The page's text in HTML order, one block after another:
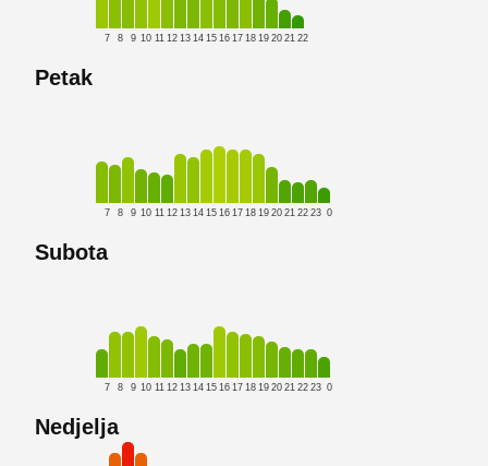
7 8 9 10 11 12 13 14 15 16 17 18 19 20 21 22
Petak
7 8 9 10 11 12 13 14 15 16 17 18 19 20 21 22 23 0
Subota
7 8 9 10 11 12 13 14 15 16 17 18 19 20 21 22 23 0
Nedjelja